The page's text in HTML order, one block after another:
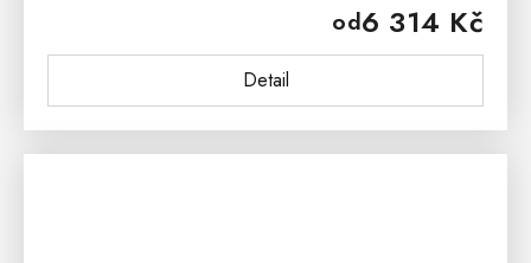
od6 314 Kč
Detail
vlastnosti.Pěnová matrace DÁŠA...